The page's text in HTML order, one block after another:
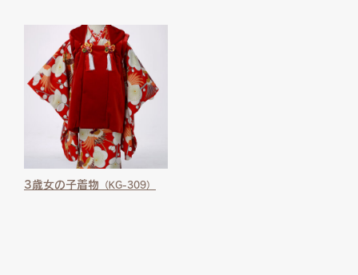
3歳女の子着物 （KG-309）